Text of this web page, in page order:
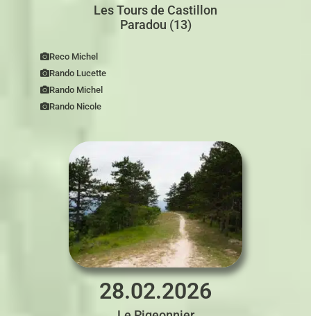
Les Tours de Castillon
Paradou (13)
Reco Michel
Rando Lucette
Rando Michel
Rando Nicole
28.02.2026